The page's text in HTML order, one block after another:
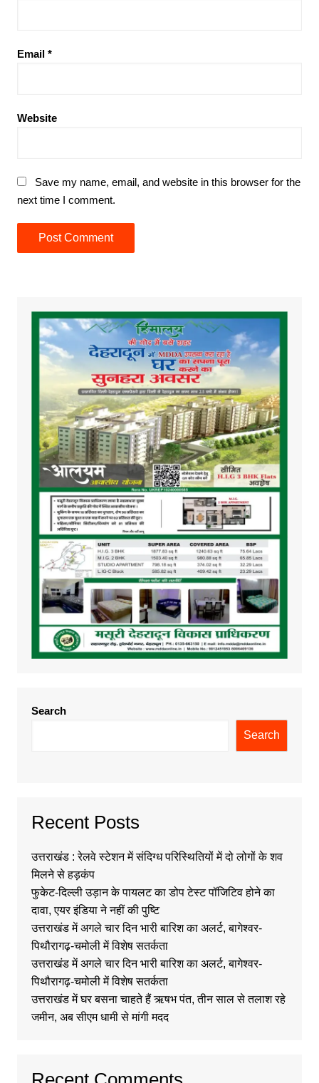
Email *
Website
Save my name, email, and website in this browser for the
next time I comment.
Search
Search
Recent Posts
उत्तराखंड : रेलवे स्टेशन में संदिग्ध परिस्थितियों में दो लोगों के शव
मिलने से हड़कंप
फुकेट-दिल्ली उड़ान के पायलट का डोप टेस्ट पॉजिटिव होने का
दावा, एयर इंडिया ने नहीं की पुष्टि
उत्तराखंड में अगले चार दिन भारी बारिश का अलर्ट, बागेश्वर-
पिथौरागढ़-चमोली में विशेष सतर्कता
उत्तराखंड में अगले चार दिन भारी बारिश का अलर्ट, बागेश्वर-
पिथौरागढ़-चमोली में विशेष सतर्कता
उत्तराखंड में घर बसना चाहते हैं ऋषभ पंत, तीन साल से तलाश रहे
जमीन, अब सीएम धामी से मांगी मदद